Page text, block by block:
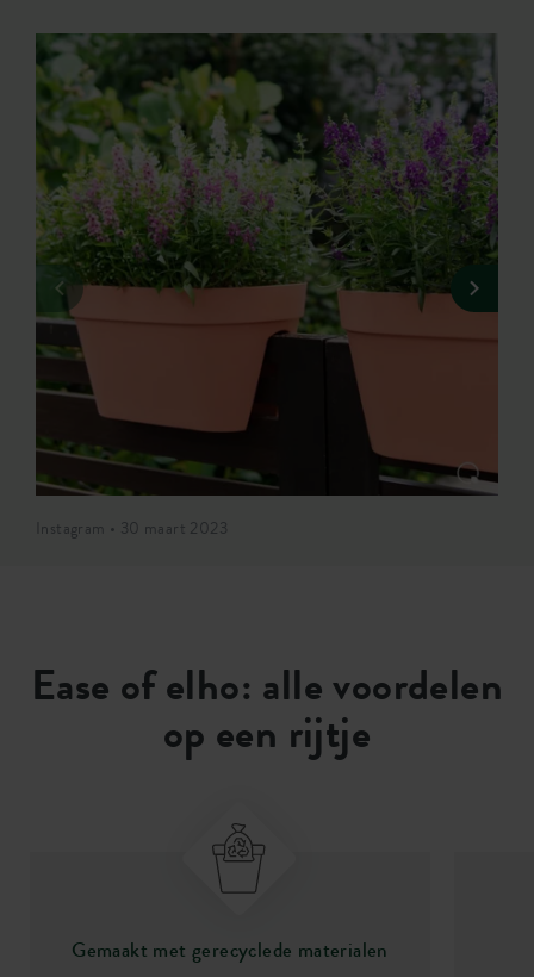
Instagram • 30 maart 2023
Ease of elho: alle voordelen
op een rijtje
Gemaakt met gerecyclede materialen